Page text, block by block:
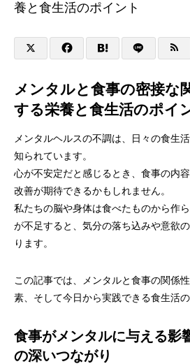
養と食生活のポイント
メンタルと食事の密接な
する栄養と食生活のポイ
メンタルヘルスの不調は、日々の食生
知られています。
心が不安定だと感じるとき、食事の内
改善が期待できるかもしれません。
私たちの脳や身体は食べたものから作
が不足すると、気分の落ち込みや意欲
ります。
この記事では、メンタルと食事の関係
素、そして今日から実践できる食生活
食事がメンタルに与える影
の深いつながり